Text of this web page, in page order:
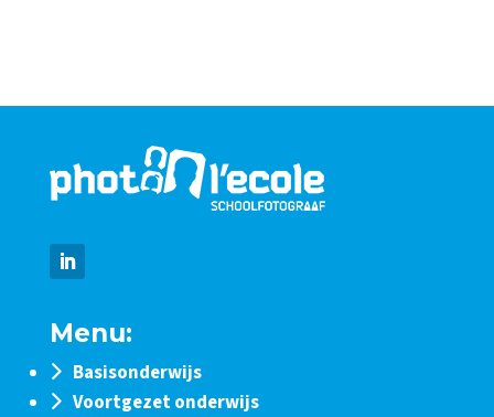
Menu:
Basisonderwijs
Voortgezet onderwijs